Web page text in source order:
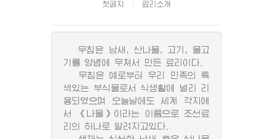
첫페지 료리소개
무침은 남새, 산나물, 고기, 물고
기를 양념에 무쳐서 만든 료리이다.
무침은 예로부터 우리 민족의 특
색있는 부식물로서 식생활에 널리 리
용되였으며 오늘날에도 세계 각지에
서 《나물》이라는 이름으로 조선료
리의 하나로 알려지고있다.